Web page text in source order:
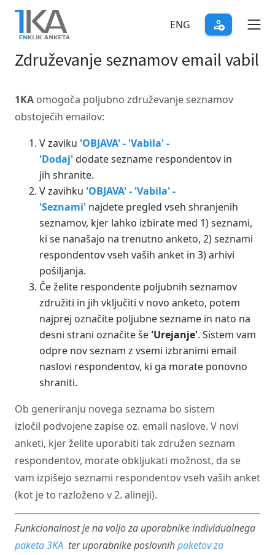
Skip
main
content
ENG
Združevanje seznamov email vabil
1KA omogoča poljubno združevanje seznamov
obstoječih emailov:
V zaviku 'OBJAVA' - 'Vabila' -
'Dodaj'dodate sezname respondentov in
jih shranite.
V zavihku 'OBJAVA' - 'Vabila' -
'Seznami' najdete pregled vseh shranjenih
seznamov, kjer lahko izbirate med 1) seznami,
ki se nanašajo na trenutno anketo, 2) seznami
respondentov vseh vaših anket in 3) arhivi
pošiljanja.
Če želite respondente poljubnih seznamov
združiti in jih vključiti v novo anketo, potem
najprej označite poljubne sezname in nato na
desni strani označite še 'Urejanje'. Sistem vam
odpre nov seznam z vsemi izbranimi email
naslovi respondentov, ki ga morate ponovno
shraniti.
Ob generiranju novega seznama bo sistem
izločil podvojene zapise oz. email naslove. V novi
anketi, kjer želite uporabiti tak združen seznam
respondentov, morate obkljukati možnost, da se
vam izpišejo seznami respondentov vseh vaših anket
(kot je to razloženo v 2. alineji).
Funkcionalnost je na voljo za uporabnike individualnega
paketa3KA ter uporabnike poslovnihpaketov za